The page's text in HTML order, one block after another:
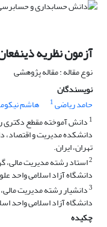
آزمون نظریه
نوع مقاله : مقاله پژوهشی
نویسندگان
حامد ریاضی1 هاشم
1 دانش آموخته مقطع دکتری
دانشکده مدیریت و اقتصاد،
تهران، ایران.
2استاد رشته مدیریت مالی،
دانشگاه آزاد اسلامی واحد
3دانشیار رشته مدیریت
دانشگاه آزاد اسلامی واحد
چکیده